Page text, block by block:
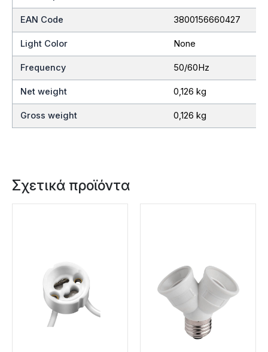
EAN Code 3800156660427
Light Color None
Frequency 50/60Hz
Net weight 0,126 kg
Gross weight 0,126 kg
Σχετικά προϊόντα